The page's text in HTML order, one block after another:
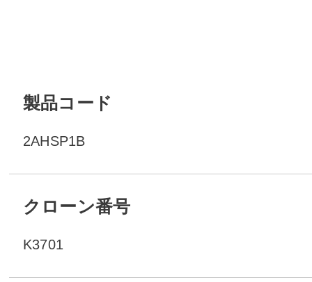
製品コード
2AHSP1B
クローン番号
K3701